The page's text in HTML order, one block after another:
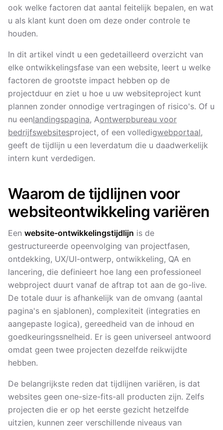
ook welke factoren dat aantal feitelijk bepalen, en wat
u als klant kunt doen om deze onder controle te
houden.
In dit artikel vindt u een gedetailleerd overzicht van
elke ontwikkelingsfase van een website, leert u welke
factoren de grootste impact hebben op de
projectduur en ziet u hoe u uw websiteproject kunt
plannen zonder onnodige vertragingen of risico's. Of u
nu eenlandingspagina, Aontwerpbureau voor
bedrijfswebsitesproject, of een volledigwebportaal,
geeft de tijdlijn u een leverdatum die u daadwerkelijk
intern kunt verdedigen.
Waarom de tijdlijnen voor
websiteontwikkeling variëren
Een website-ontwikkelingstijdlijn is de
gestructureerde opeenvolging van projectfasen,
ontdekking, UX/UI-ontwerp, ontwikkeling, QA en
lancering, die definieert hoe lang een professioneel
webproject duurt vanaf de aftrap tot aan de go-live.
De totale duur is afhankelijk van de omvang (aantal
pagina's en sjablonen), complexiteit (integraties en
aangepaste logica), gereedheid van de inhoud en
goedkeuringssnelheid. Er is geen universeel antwoord
omdat geen twee projecten dezelfde reikwijdte
hebben.
De belangrijkste reden dat tijdlijnen variëren, is dat
websites geen one-size-fits-all producten zijn. Zelfs
projecten die er op het eerste gezicht hetzelfde
uitzien, kunnen zeer verschillende niveaus van